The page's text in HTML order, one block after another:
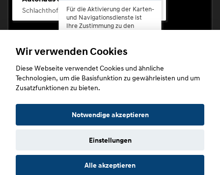
Schlachthofstr. 68, 56073 Koblenz-Rauental
Für die Aktivierung der Karten-
und Navigationsdienste ist
Ihre Zustimmung zu den
erforderlich.
Zustimmen
Copyright © 2026. Autohaus Scherhag
Datenschutz Impressum
Wir verwenden Cookies
Diese Webseite verwendet Cookies und ähnliche
Technologien, um die Basisfunktion zu gewährleisten und um
Zusatzfunktionen zu bieten.
Notwendige akzeptieren
Einstellungen
Alle akzeptieren